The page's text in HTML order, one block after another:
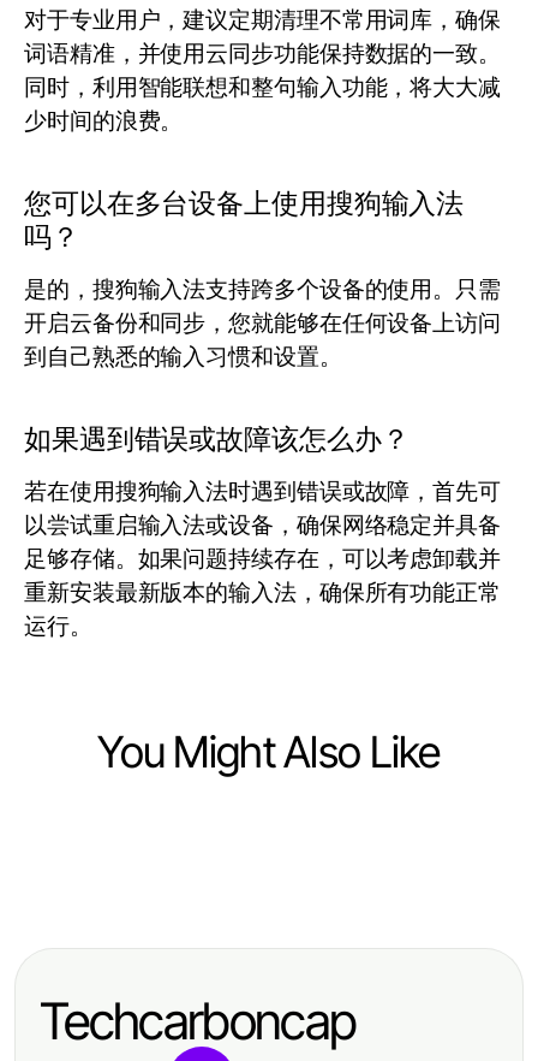
对于专业用户，建议定期清理不常用词库，确保
词语精准，并使用云同步功能保持数据的一致。
同时，利用智能联想和整句输入功能，将大大减
少时间的浪费。
您可以在多台设备上使用搜狗输入法
吗？
是的，搜狗输入法支持跨多个设备的使用。只需
开启云备份和同步，您就能够在任何设备上访问
到自己熟悉的输入习惯和设置。
如果遇到错误或故障该怎么办？
若在使用搜狗输入法时遇到错误或故障，首先可
以尝试重启输入法或设备，确保网络稳定并具备
足够存储。如果问题持续存在，可以考虑卸载并
重新安装最新版本的输入法，确保所有功能正常
运行。
You Might Also Like
2026
实，每位语言学习者都应知道
Cómo Ahorrar Tiempo y Dinero con
Techcarboncap